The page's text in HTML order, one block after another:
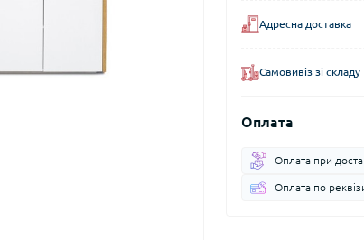
Адресна доставка
Самовивіз зі складу
Оплата
Оплата при
Оплата по